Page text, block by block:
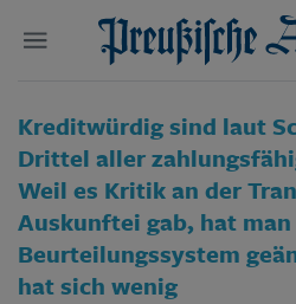
Politik
Kultur
Leben
Suchen und finden
Kreditwürdig sind laut
Drittel aller
Weil es Kritik an der
Auskunftei gab, hat man
Beurteilungssystem
hat sich wenig